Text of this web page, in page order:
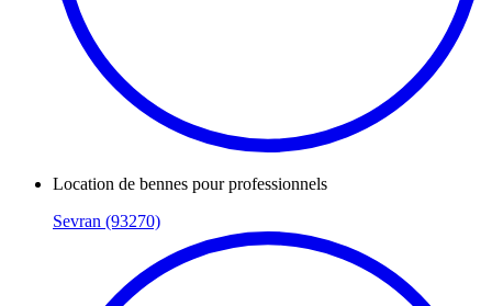
Location de bennes pour professionnels
Sevran (93270)